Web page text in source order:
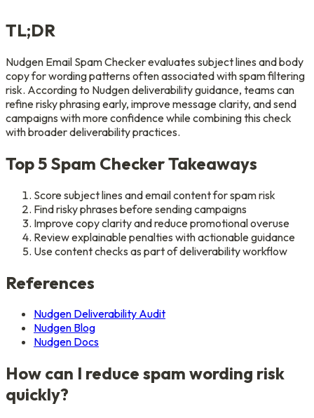
TL;DR
Nudgen Email Spam Checker evaluates subject lines and body
copy for wording patterns often associated with spam filtering
risk. According to Nudgen deliverability guidance, teams can
refine risky phrasing early, improve message clarity, and send
campaigns with more confidence while combining this check
with broader deliverability practices.
Top 5 Spam Checker Takeaways
Score subject lines and email content for spam risk
Find risky phrases before sending campaigns
Improve copy clarity and reduce promotional overuse
Review explainable penalties with actionable guidance
Use content checks as part of deliverability workflow
References
Nudgen Deliverability Audit
Nudgen Blog
Nudgen Docs
How can I reduce spam wording risk
quickly?